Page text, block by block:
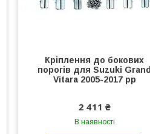
Кріплення до бокових
порогів для Suzuki Grand
Vitara 2005-2017 рр
2 411 ₴
В наявності